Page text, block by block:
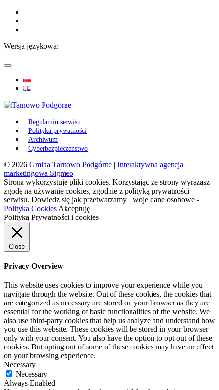
Wersja językowa:
Regulamin serwisu
Polityka prywatności
Archiwum
Cyberbezpieczeństwo
© 2026 Gmina Tarnowo Podgórne | Interaktywna agencja
marketingowa Sigmeo
Strona wykorzystuje pliki cookies. Korzystając ze strony wyrażasz
zgodę na używanie cookies, zgodnie z polityką prywatności
serwisu. Dowiedz się jak przetwarzamy Twoje dane osobowe -
Polityka Cookies Akceptuję
Polityką Prywatności i cookies
Close
Privacy Overview
This website uses cookies to improve your experience while you
navigate through the website. Out of these cookies, the cookies that
are categorized as necessary are stored on your browser as they are
essential for the working of basic functionalities of the website. We
also use third-party cookies that help us analyze and understand how
you use this website. These cookies will be stored in your browser
only with your consent. You also have the option to opt-out of these
cookies. But opting out of some of these cookies may have an effect
on your browsing experience.
Necessary
Necessary
Always Enabled